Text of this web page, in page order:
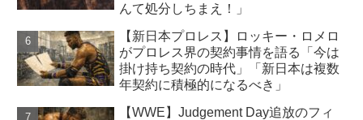
んて処分しちまえ！」
【新日本プロレス】ロッキー・ロメロ
がプロレス界の契約事情を語る「今は
掛け持ち契約の時代」「新日本は複数
年契約に積極的になるべき」
【WWE】Judgement Day追放のフィ